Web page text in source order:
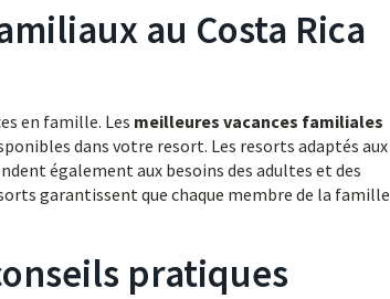
au Costa Rica
en famille. Les meilleures vacances familiales
dans votre resort. Les resorts adaptés aux
également aux besoins des adultes et des
garantissent que chaque membre de la famille
pratiques